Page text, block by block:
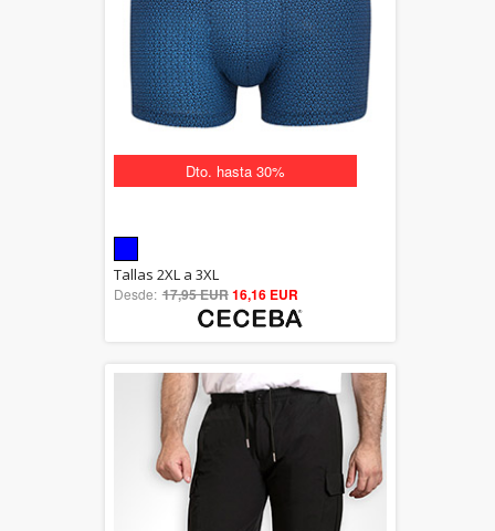
Dto. hasta 30%
5.00
out of 5
Tallas 2XL a 3XL
Desde: 17,95 EUR16,16 EUR